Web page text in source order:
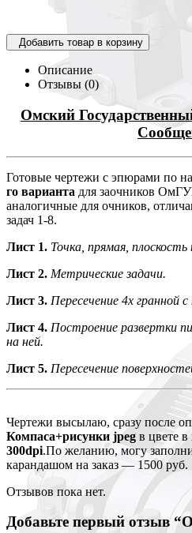
Добавить товар в корзину
Описание
Отзывы (0)
Омский
Готовые чертежи с эпюрами по
го варианта для заочников
аналогичные для очников,
задач 1-8.
Лист 1. Точка, прямая,
Лист 2. Метрические задачи.
Лист 3. Пересечение 4х гранной
Лист 4. Построение развертки
на ней.
Лист 5. Пересечение
Чертежи высылаю, сразу после
Компаса+рисунки jpeg в цвете
300dpi.По желанию, могу
карандашом на заказ — 1500 руб.
Отзывов пока нет.
Добавьте первый отзыв